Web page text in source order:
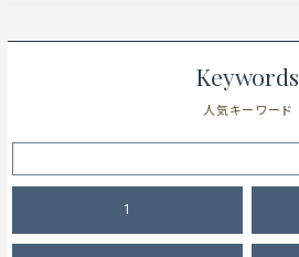
Keywords
人気キーワード
1